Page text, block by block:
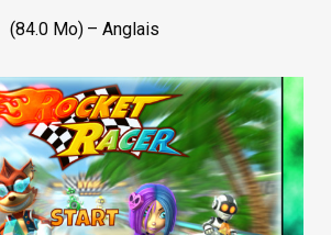
(84.0 Mo) – Anglais